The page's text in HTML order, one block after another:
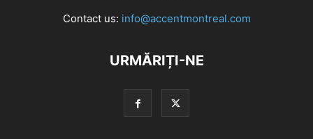
Contact us: info@accentmontreal.com
URMĂRIȚI-NE